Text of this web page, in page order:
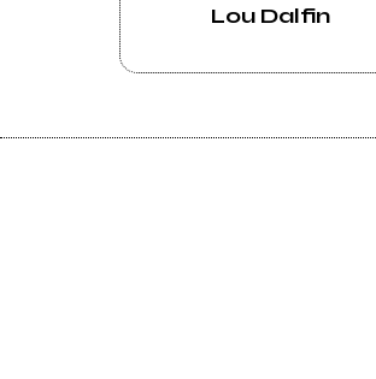
Lou Dalfin